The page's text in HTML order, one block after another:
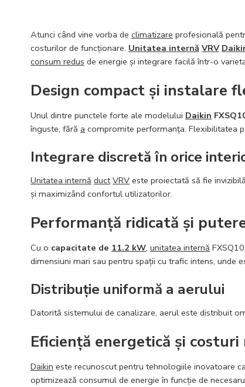
Atunci când vine vorba de climatizare profesională
costurilor de funcționare. Unitatea internă VRV
consum redus de energie și integrare facilă într-o
Design compact și instalare
Unul dintre punctele forte ale modelului Daikin
înguste, fără a compromite performanța. Flexibilitatea
Integrare discretă în orice
Unitatea internă duct VRV este proiectată să fie
și maximizând confortul utilizatorilor.
Performanță ridicată și
Cu o capacitate de 11.2 kW, unitatea internă
dimensiuni mari sau pentru spații cu trafic intens, unde
Distribuție uniformă a aerului
Datorită sistemului de canalizare, aerul este distribuit
Eficiență energetică și costuri
Daikin este recunoscut pentru tehnologiile inovatoare
optimizează consumul de energie în funcție de